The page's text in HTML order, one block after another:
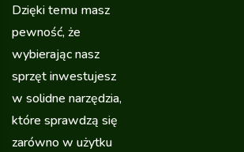
Dzięki temu masz
pewność, że
wybierając nasz
sprzęt inwestujesz
w solidne narzędzia,
które sprawdzą się
zarówno w użytku